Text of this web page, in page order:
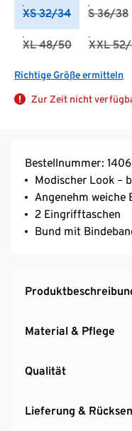
XS 32/34 S 36/38
XL 48/50 XXL
Richtige Größe ermitteln
Zur Zeit nicht
Bestellnummer:
Modischer Look –
Angenehm
2 Eingrifftaschen
Bund mit
Material & Pflege
Qualität
Lieferung &